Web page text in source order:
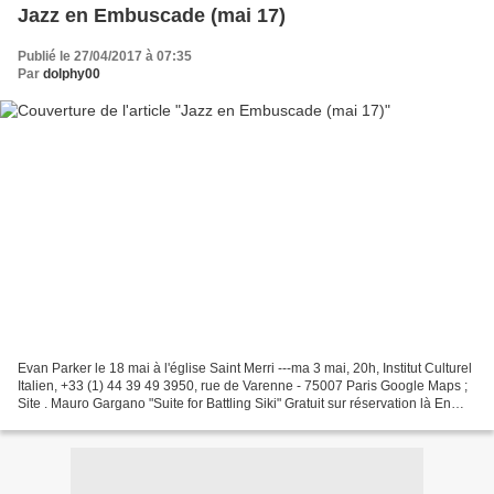
Jazz en Embuscade (mai 17)
Publié le 27/04/2017 à 07:35
Par dolphy00
Evan Parker le 18 mai à l'église Saint Merri ---ma 3 mai, 20h, Institut Culturel
Italien, +33 (1) 44 39 49 3950, rue de Varenne - 75007 Paris Google Maps ;
Site . Mauro Gargano "Suite for Battling Siki" Gratuit sur réservation là En